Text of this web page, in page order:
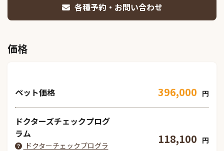
各種予約・お問い合わせ
価格
ペット価格 396,000 円
ドクターズチェックプログ
ラム
ドクターチェックプログラ
118,100 円